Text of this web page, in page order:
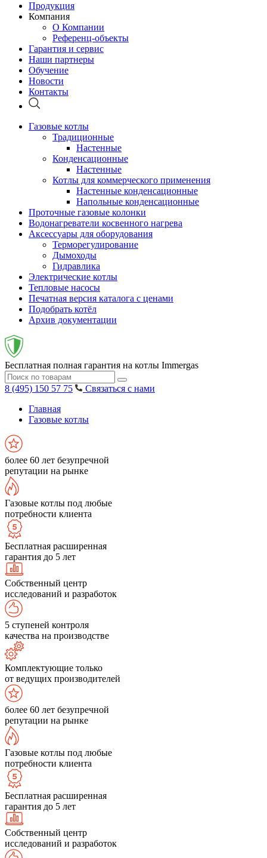
Продукция
Компания
О Компании
Референц-объекты
Гарантия и сервис
Наши партнеры
Обучение
Новости
Контакты
Газовые котлы
Традиционные
Настенные
Конденсационные
Настенные
Котлы для коммерческого применения
Настенные конденсационные
Напольные конденсационные
Проточные газовые колонки
Водонагреватели косвенного нагрева
Аксессуары для оборудования
Терморегулирование
Дымоходы
Гидравлика
Электрические котлы
Тепловые насосы
Печатная версия каталога с ценами
Подобрать котёл
Архив документации
Бесплатная полная гарантия на котлы Immergas
8 (495) 150 57 75
Связаться с нами
Главная
Газовые котлы
более 60 лет безупречной
репутации на рынке
Газовые котлы под любые
потребности клиента
Бесплатная расширенная
гарантия до 5 лет
Собственный центр
исследований и разработок
5 ступеней контроля
качества на производстве
Комплектующие только
от ведущих производителей
более 60 лет безупречной
репутации на рынке
Газовые котлы под любые
потребности клиента
Бесплатная расширенная
гарантия до 5 лет
Собственный центр
исследований и разработок